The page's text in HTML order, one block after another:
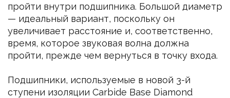
пройти внутри подшипника. Большой диаметр
— идеальный вариант, поскольку он
увеличивает расстояние и, соответственно,
время, которое звуковая волна должна
пройти, прежде чем вернуться в точку входа.
Подшипники, используемые в новой 3-й
ступени изоляции Carbide Base Diamond